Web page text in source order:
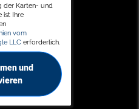
der Karten- und
ist Ihre
vom
LLC erforderlich.
und